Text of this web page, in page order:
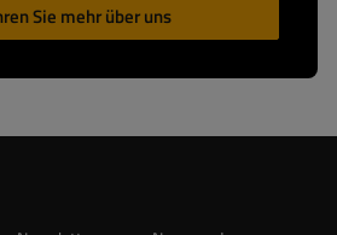
Sie mehr über uns